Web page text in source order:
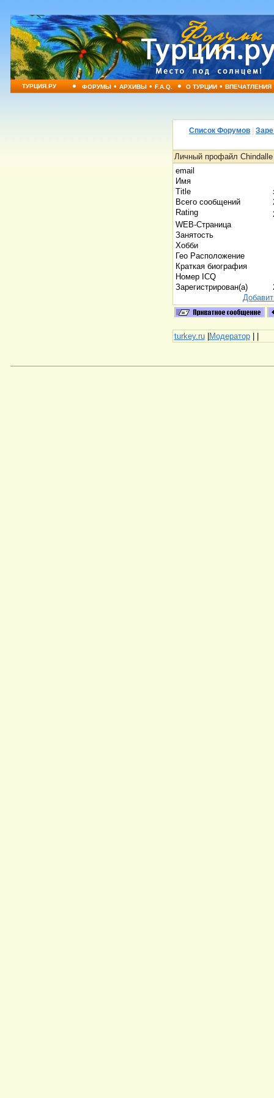
ТУРЦИЯ.РУ • ФОРУМЫ•АРХИВЫ•F.A.Q. • О ТУРЦИИ•ВПЕЧАТЛЕНИЯ
Список Форумов
Личный профайл Chindalle
email
Имя
Title
Всего сообщений
Rating
WEB-Страница
Занятость
Хобби
Гео Расположение
Краткая биография
Номер ICQ
Зарегистрирован(а)
turkey.ru|Модератор| |